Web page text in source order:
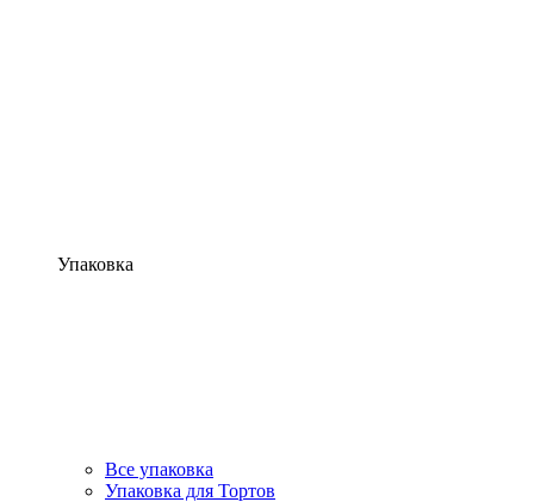
Упаковка
Все упаковка
Упаковка для Тортов